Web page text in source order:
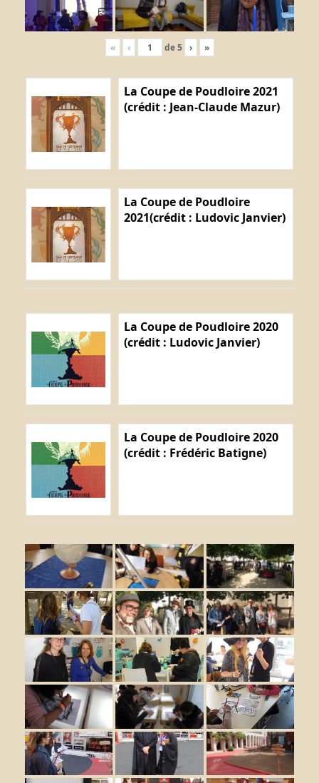
« ‹ de5 › »
La Coupe de Poudloire 2021
(crédit : Jean-Claude Mazur)
La Coupe de Poudloire
2021(crédit : Ludovic Janvier)
La Coupe de Poudloire 2020
(crédit : Ludovic Janvier)
La Coupe de Poudloire 2020
(crédit : Frédéric Batigne)